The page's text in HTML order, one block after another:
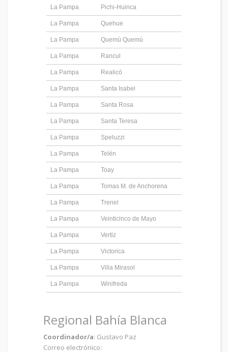
La Pampa Pichi-Huinca
La Pampa Quehue
La Pampa Quemú Quemú
La Pampa Rancul
La Pampa Realicó
La Pampa Santa Isabel
La Pampa Santa Rosa
La Pampa Santa Teresa
La Pampa Speluzzi
La Pampa Telén
La Pampa Toay
La Pampa Tomas M. de Anchorena
La Pampa Trenel
La Pampa Veinticinco de Mayo
La Pampa Vertiz
La Pampa Victorica
La Pampa Villa Mirasol
La Pampa Winifreda
Regional Bahía Blanca
Coordinador/a: Gustavo Paz
Correo electrónico: